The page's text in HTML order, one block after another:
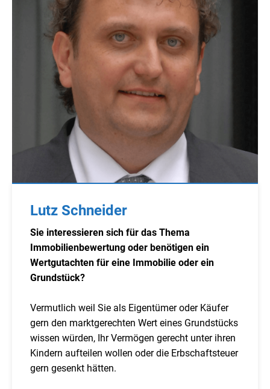
Lutz Schneider
Sie interessieren sich für das Thema
Immobilienbewertung oder benötigen ein
Wertgutachten für eine Immobilie oder ein
Grundstück?
Vermutlich weil Sie als Eigentümer oder Käufer
gern den marktgerechten Wert eines Grundstücks
wissen würden, Ihr Vermögen gerecht unter ihren
Kindern aufteilen wollen oder die Erbschaftsteuer
gern gesenkt hätten.